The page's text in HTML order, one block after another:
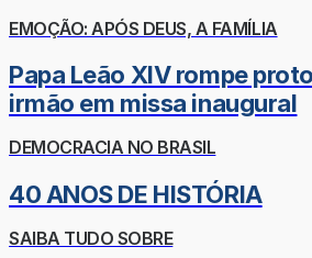
EMOÇÃO: APÓS DEUS, A FAMÍLIA
Papa Leão XIV rompe
irmão em missa inaugural
DEMOCRACIA NO BRASIL
40 ANOS DE HISTÓRIA
SAIBA TUDO SOBRE